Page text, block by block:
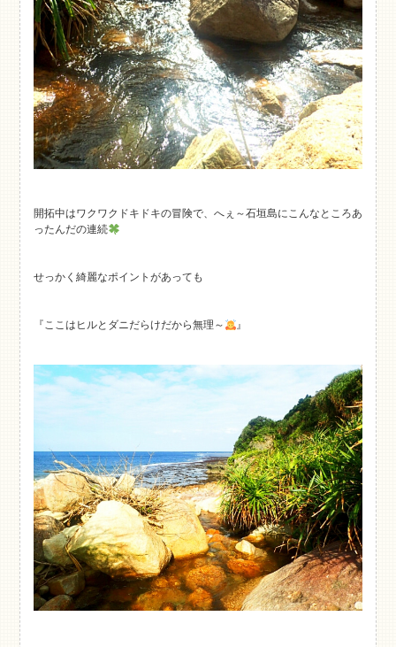
開拓中はワクワクドキドキの冒険で、へぇ～石垣島にこんなところあ
ったんだの連続
せっかく綺麗なポイントがあっても
『ここはヒルとダニだらけだから無理～ 』